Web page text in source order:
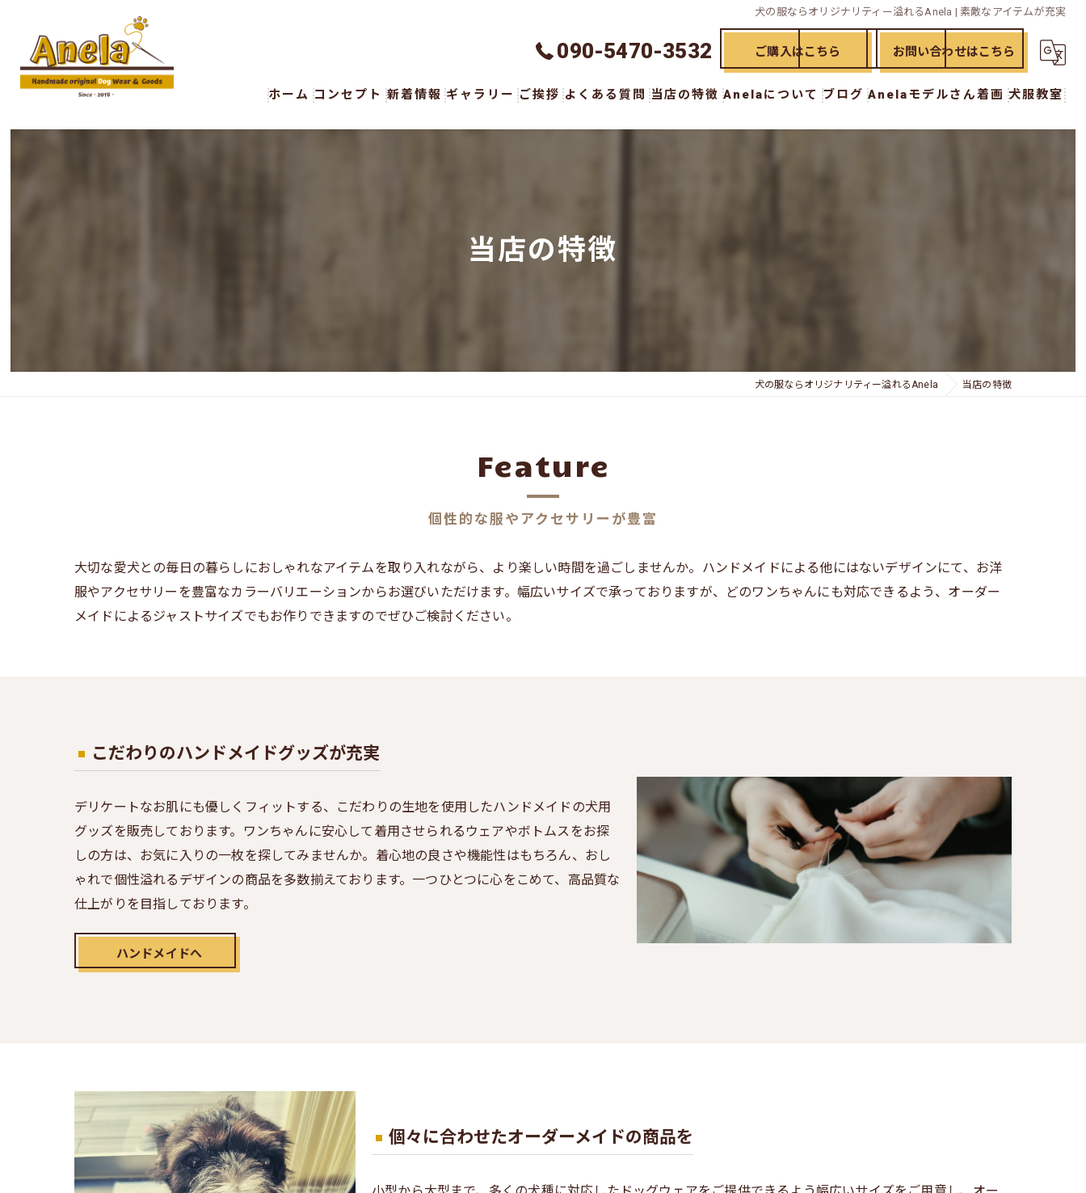
犬の服ならオリジナリティー溢れるAnela | 素敵なアイテムが充実
090-5470-3532 ご購入はこちら お問い合わせはこちら
ホーム コンセプト 新着情報 ギャラリー ご挨拶 よくある質問 当店の特徴 Anelaについて ブログ Anelaモデルさん着画 犬服教室
当店の特徴
犬の服ならオリジナリティー溢れるAnela 当店の特徴
個性的な服やアクセサリーが豊富
Feature
大切な愛犬との毎日の暮らしにおしゃれなアイテムを取り入れながら、より楽しい時間を過ごしませんか。ハンドメイドによる他にはないデザインにて、お洋
服やアクセサリーを豊富なカラーバリエーションからお選びいただけます。幅広いサイズで承っておりますが、どのワンちゃんにも対応できるよう、オーダー
メイドによるジャストサイズでもお作りできますのでぜひご検討ください。
こだわりのハンドメイドグッズが充実
デリケートなお肌にも優しくフィットする、こだわりの生地を使用したハンドメイドの犬用
グッズを販売しております。ワンちゃんに安心して着用させられるウェアやボトムスをお探
しの方は、お気に入りの一枚を探してみませんか。着心地の良さや機能性はもちろん、おし
ゃれで個性溢れるデザインの商品を多数揃えております。一つひとつに心をこめて、高品質な
仕上がりを目指しております。
ハンドメイドへ
個々に合わせたオーダーメイドの商品を